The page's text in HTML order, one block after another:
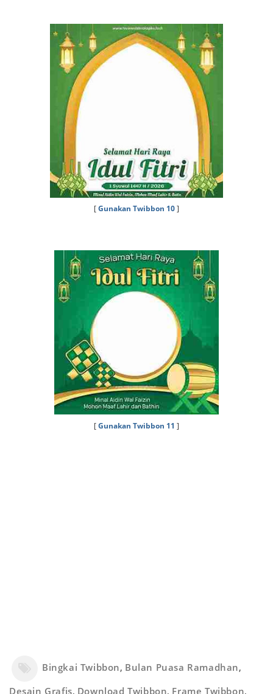
[Gunakan Twibbon 10]
[Gunakan Twibbon 11 ]
Bingkai Twibbon, Bulan Puasa Ramadhan,
Desain Grafis, Download Twibbon, Frame Twibbon,